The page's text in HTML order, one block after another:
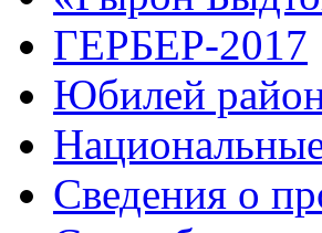
ГЕРБЕР-2017
Юбилей
Сведения о